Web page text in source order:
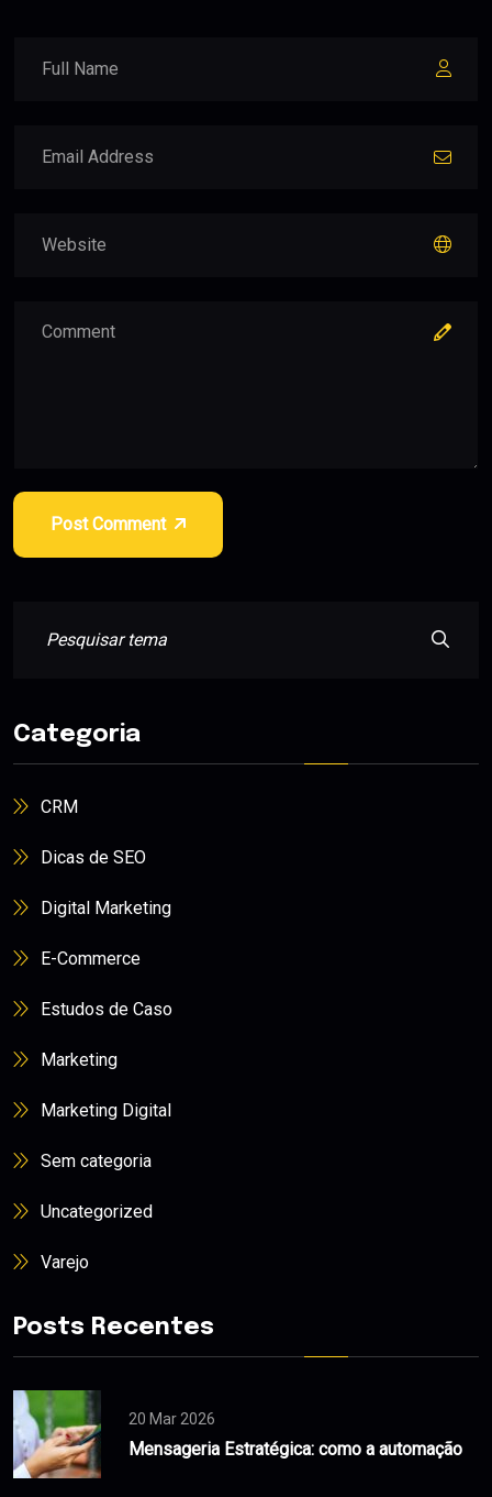
Post Comment
Categoria
CRM
Dicas de SEO
Digital Marketing
E-Commerce
Estudos de Caso
Marketing
Marketing Digital
Sem categoria
Uncategorized
Varejo
Posts Recentes
20 Mar 2026
Mensageria Estratégica: como a automação